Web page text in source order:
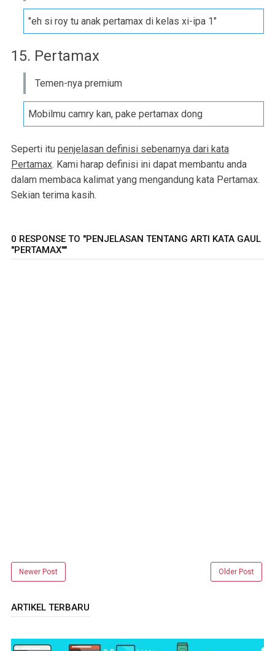
"eh si roy tu anak pertamax di kelas xi-ipa 1"
15. Pertamax
Temen-nya premium
Mobilmu camry kan, pake pertamax dong
Seperti itu penjelasan definisi sebenarnya dari kata
Pertamax. Kami harap definisi ini dapat membantu anda
dalam membaca kalimat yang mengandung kata Pertamax.
Sekian terima kasih.
0 RESPONSE TO "PENJELASAN TENTANG ARTI KATA GAUL
"PERTAMAX""
Newer Post Older Post
ARTIKEL TERBARU